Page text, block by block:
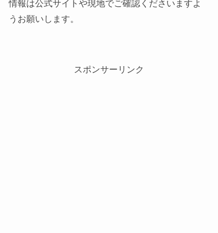
情報は公式サイトや現地でご確認くださいますよ
うお願いします。
スポンサーリンク